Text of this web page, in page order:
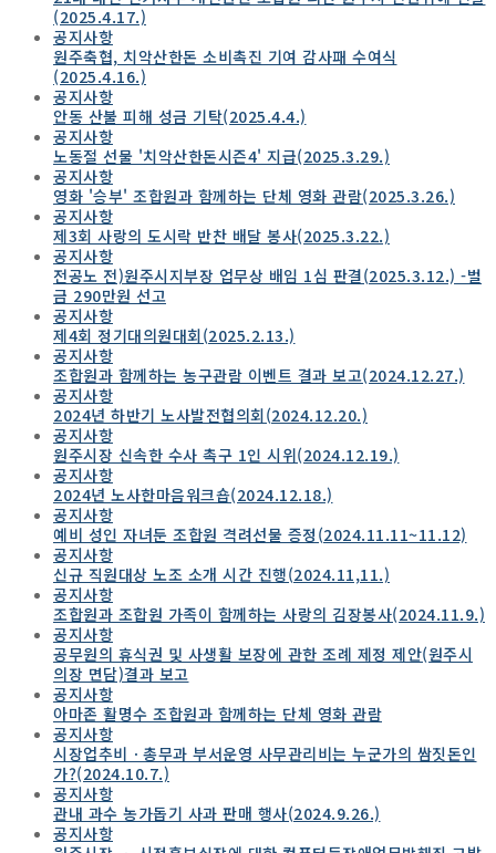
(2025.4.17.)
공지사항
원주축협, 치악산한돈 소비촉진 기여 감사패 수여식
(2025.4.16.)
공지사항
안동 산불 피해 성금 기탁(2025.4.4.)
공지사항
노동절 선물 '치악산한돈시즌4' 지급(2025.3.29.)
공지사항
영화 '승부' 조합원과 함께하는 단체 영화 관람(2025.3.26.)
공지사항
제3회 사랑의 도시락 반찬 배달 봉사(2025.3.22.)
공지사항
전공노 전)원주시지부장 업무상 배임 1심 판결(2025.3.12.) -벌
금 290만원 선고
공지사항
제4회 정기대의원대회(2025.2.13.)
공지사항
조합원과 함께하는 농구관람 이벤트 결과 보고(2024.12.27.)
공지사항
2024년 하반기 노사발전협의회(2024.12.20.)
공지사항
원주시장 신속한 수사 촉구 1인 시위(2024.12.19.)
공지사항
2024년 노사한마음워크숍(2024.12.18.)
공지사항
예비 성인 자녀둔 조합원 격려선물 증정(2024.11.11~11.12)
공지사항
신규 직원대상 노조 소개 시간 진행(2024.11,11.)
공지사항
조합원과 조합원 가족이 함께하는 사랑의 김장봉사(2024.11.9.)
공지사항
공무원의 휴식권 및 사생활 보장에 관한 조례 제정 제안(원주시
의장 면담)결과 보고
공지사항
아마존 활명수 조합원과 함께하는 단체 영화 관람
공지사항
시장업추비ㆍ총무과 부서운영 사무관리비는 누군가의 쌈짓돈인
가?(2024.10.7.)
공지사항
관내 과수 농가돕기 사과 판매 행사(2024.9.26.)
공지사항